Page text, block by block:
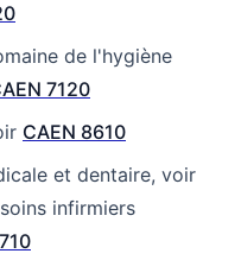
de l'hygiène
7120
CAEN 8610
et dentaire, voir
infirmiers